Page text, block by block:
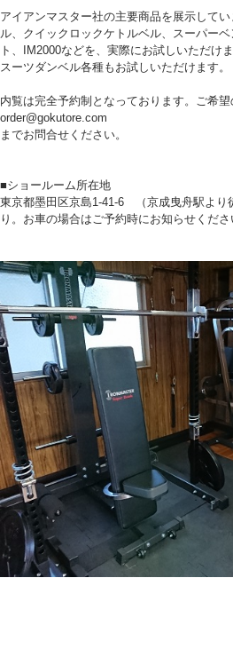
アイアンマスター社の主要商品を展示して
ル、クイックロックケトルベル、スーパー
ト、IM2000などを、実際にお試しいただけ
スーツダンベル各種もお試しいただけます。
内覧は完全予約制となっております。ご希望
order@gokutore.com
までお問合せください。
■ショールーム所在地
東京都墨田区京島1-41-6 （京成曳舟駅より
り。お車の場合はご予約時にお知らせくださ